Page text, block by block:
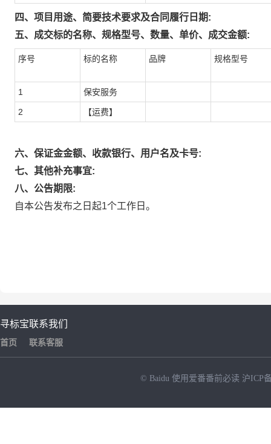
四、项目用途、简要技术要求及合同履行日期:
五、成交标的名称、规格型号、数量、单价、成交金额:
序号 标的名称 品牌 规格型号
1 保安服务
2 【运费】
六、保证金金额、收款银行、用户名及卡号:
七、其他补充事宜:
八、公告期限:
自本公告发布之日起1个工作日。
寻标宝
首页
联系我们
联系客服
© Baidu 使用爱番番前必读 沪ICP